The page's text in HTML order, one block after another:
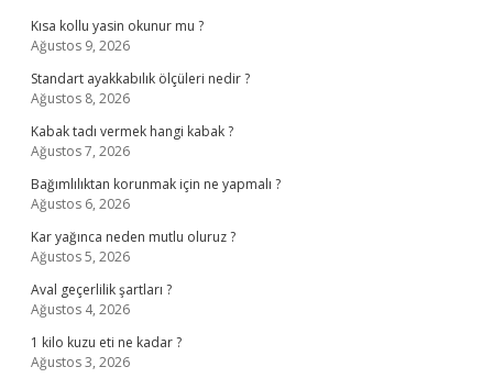
Kısa kollu yasin okunur mu ?
Ağustos 9, 2026
Standart ayakkabılık ölçüleri nedir ?
Ağustos 8, 2026
Kabak tadı vermek hangi kabak ?
Ağustos 7, 2026
Bağımlılıktan korunmak için ne yapmalı ?
Ağustos 6, 2026
Kar yağınca neden mutlu oluruz ?
Ağustos 5, 2026
Aval geçerlilik şartları ?
Ağustos 4, 2026
1 kilo kuzu eti ne kadar ?
Ağustos 3, 2026